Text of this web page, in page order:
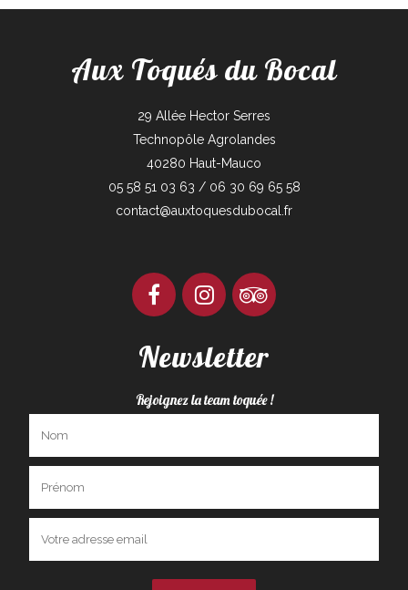
Aux Toqués du Bocal
29 Allée Hector Serres
Technopôle Agrolandes
40280 Haut-Mauco
05 58 51 03 63 / 06 30 69 65 58
contact@auxtoquesdubocal.fr
Newsletter
Rejoignez la team toquée !